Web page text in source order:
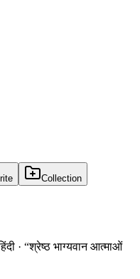
Collection
· “श्रेष्ठ भाग्यवान आत्माओं